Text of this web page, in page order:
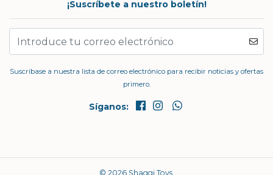
¡Suscríbete a nuestro boletín!
Suscríbase a nuestra lista de correo electrónico para recibir noticias y ofertas
primero.
Síganos:
© 2026 Shaggi Toys.